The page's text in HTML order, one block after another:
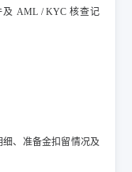
AML / KYC 核查记
、准备金扣留情况及